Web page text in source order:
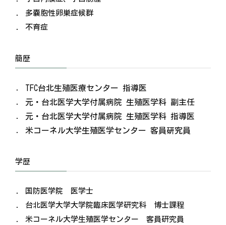
簡歷
TFC台北生殖医療センター 指導医
元・台北医学大学付属病院 生殖医学科 副主任
元・台北医学大学付属病院 生殖医学科 指導医
米コーネル大学生殖医学センター 客員研究員
学歴
国防医学院 医学士
台北医学大学大学院臨床医学研究科 博士課程
米コーネル大学生殖医学センター 客員研究員
多嚢胞性卵巣症候群
不育症